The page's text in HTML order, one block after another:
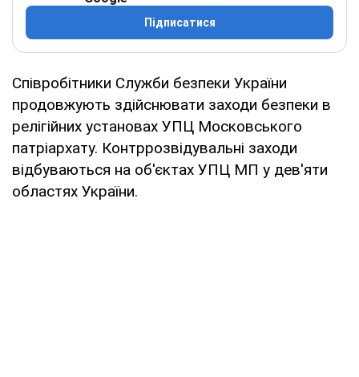
Підписатися
Співробітники Служби безпеки України
продовжують здійснювати заходи безпеки в
релігійних установах УПЦ Московського
патріархату. Контррозвідувальні заходи
відбуваються на об'єктах УПЦ МП у дев'яти
областях України.